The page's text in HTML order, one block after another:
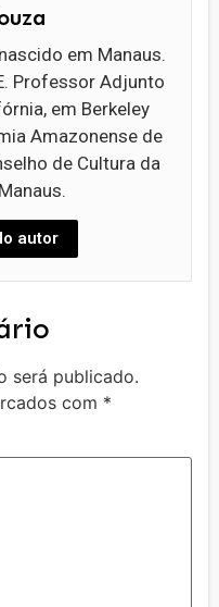
em Manaus.
Professor Adjunto
em Berkeley
Amazonense de
de Cultura da
autor
será publicado.
com *